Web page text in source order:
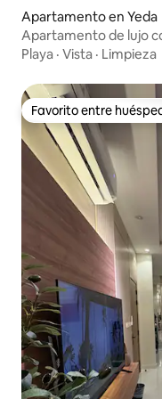
Apartamento en Yeda
Apartamento de lujo
Playa · Vista · Limpieza
Favorito entre
Favorito entre